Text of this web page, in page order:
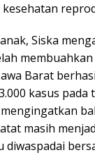
Siska
membuahkan
Barat
kasus pada
masih